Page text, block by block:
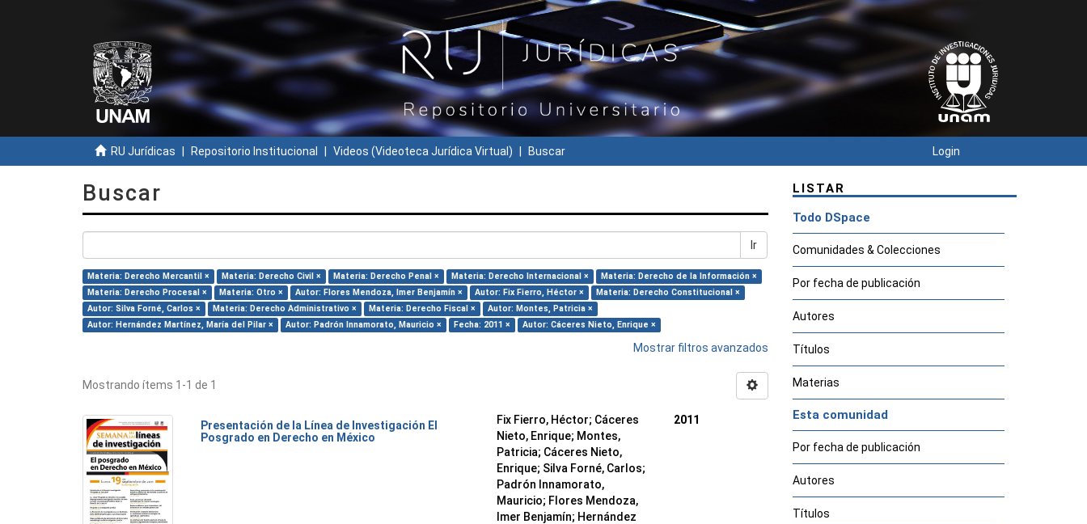
RU Jurídicas Repositorio Institucional Videos (Videoteca Jurídica Virtual) Buscar Login
Buscar
Ir
Materia: Derecho Mercantil × Materia: Derecho Civil × Materia: Derecho Penal × Materia: Derecho Internacional ×
Materia: Derecho de la Información ×
Materia: Derecho Procesal ×
Materia: Otro × Autor: Flores Mendoza, Imer Benjamín × Autor: Fix Fierro, Héctor ×
Materia: Derecho Constitucional ×
Autor: Silva Forné, Carlos ×
Materia: Derecho Administrativo × Materia: Derecho Fiscal ×
Autor: Montes, Patricia ×
Autor: Hernández Martínez, María del Pilar ×
Autor: Padrón Innamorato, Mauricio × Fecha: 2011 × Autor: Cáceres Nieto, Enrique ×
Mostrar filtros avanzados
Mostrando ítems 1-1 de 1
Presentación de la Línea de Investigación El
Posgrado en Derecho en México
Fix Fierro, Héctor; Cáceres
Nieto, Enrique; Montes,
Patricia; Cáceres Nieto,
Enrique; Silva Forné, Carlos;
Padrón Innamorato,
Mauricio; Flores Mendoza,
Imer Benjamín; Hernández
2011
LISTAR
Todo DSpace
Comunidades & Colecciones
Por fecha de publicación
Autores
Títulos
Materias
Esta comunidad
Por fecha de publicación
Autores
Títulos